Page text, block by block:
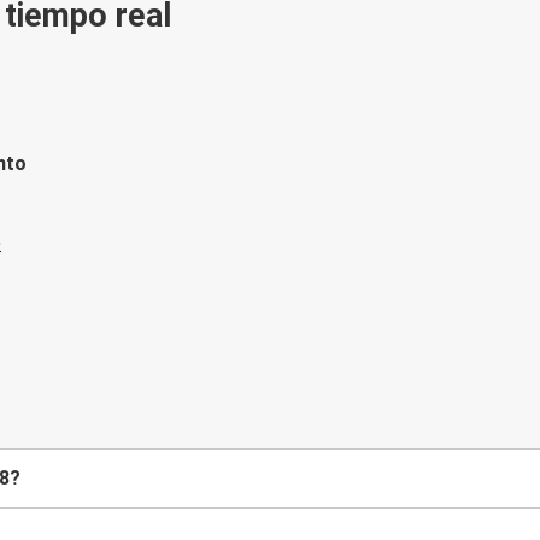
real